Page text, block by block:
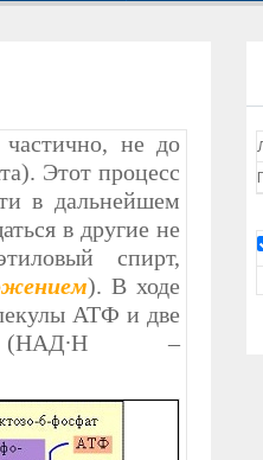
частично, не до
Этот процесс
в дальнейшем
в другие не
спирт,
). В ходе
АТФ и две
(НАД∙Н –